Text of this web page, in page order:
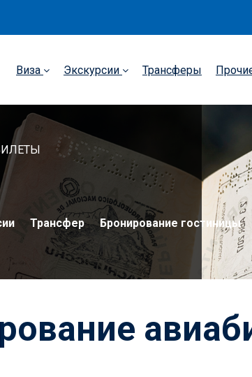
Виза Экскурсии Трансферы
Трансфер Бронирование гостиницы